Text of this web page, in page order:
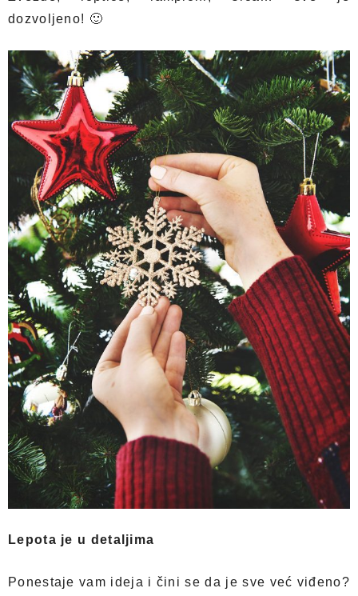
dozvoljeno! 🙂
Lepota je u detaljima
Ponestaje vam ideja i čini se da je sve već viđeno?